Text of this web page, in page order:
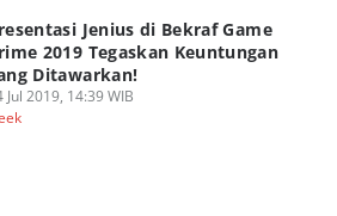
Jenius di Bekraf Game
2019 Tegaskan Keuntungan
Ditawarkan!
Jul 2019, 14:39 WIB